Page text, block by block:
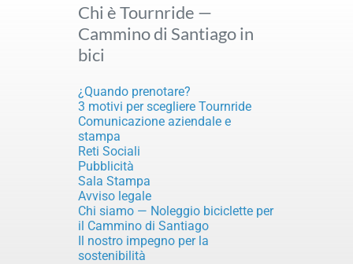
Chi è Tournride —
Cammino di Santiago in
bici
¿Quando prenotare?
3 motivi per scegliere Tournride
Comunicazione aziendale e
stampa
Reti Sociali
Pubblicità
Sala Stampa
Avviso legale
Chi siamo — Noleggio biciclette per
il Cammino di Santiago
Il nostro impegno per la
sostenibilità